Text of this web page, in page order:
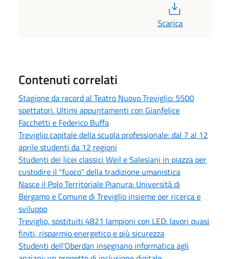
Scarica
Contenuti correlati
Stagione da record al Teatro Nuovo Treviglio: 5500
spettatori. Ultimi appuntamenti con Gianfelice
Facchetti e Federico Buffa
Treviglio capitale della scuola professionale: dal 7 al 12
aprile studenti da 12 regioni
Studenti dei licei classici Weil e Salesiani in piazza per
custodire il "fuoco" della tradizione umanistica
Nasce il Polo Territoriale Pianura: Università di
Bergamo e Comune di Treviglio insieme per ricerca e
sviluppo
Treviglio, sostituiti 4821 lampioni con LED: lavori quasi
finiti, risparmio energetico e più sicurezza
Studenti dell'Oberdan insegnano informatica agli